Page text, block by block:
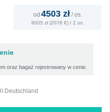
oraz bagaż rejestrowany w cenie.
od 4503 zł / os.
9005 zł (2078 €) / 2 os.
Deutschland